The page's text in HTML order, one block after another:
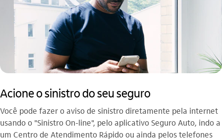
Acione o sinistro do seu seguro
Você pode fazer o aviso de sinistro diretamente pela internet
usando o "Sinistro On-line", pelo aplicativo Seguro Auto, indo a
um Centro de Atendimento Rápido ou ainda pelos telefones